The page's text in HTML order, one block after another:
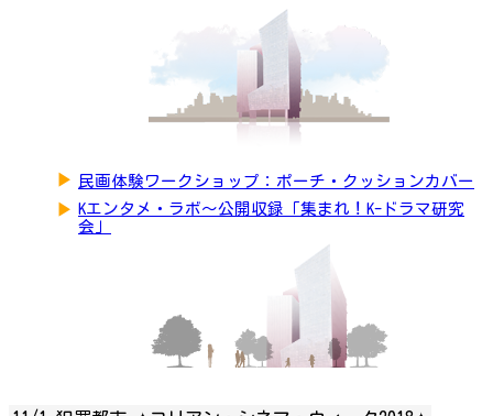
▶ 民画体験ワークショップ：ポーチ・クッションカバー
▶ Kエンタメ・ラボ～公開収録「集まれ！K-ドラマ研究
会」